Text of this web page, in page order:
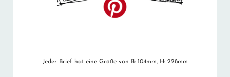
Jeder Brief hat eine Größe von B: 104mm, H: 228mm